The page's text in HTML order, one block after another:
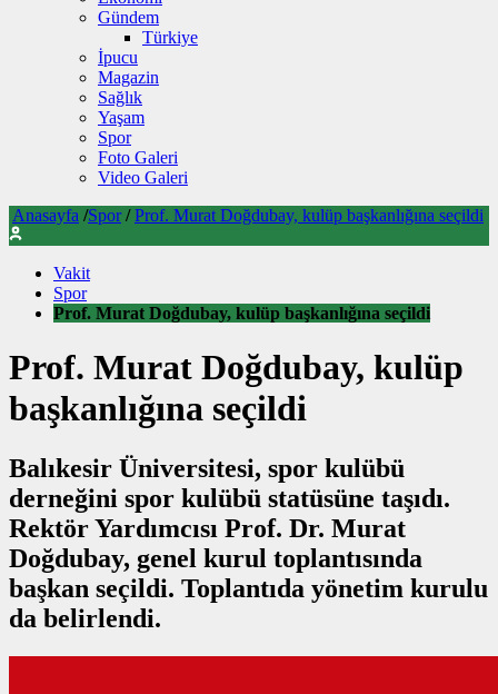
Gündem
Türkiye
İpucu
Magazin
Sağlık
Yaşam
Spor
Foto Galeri
Video Galeri
Anasayfa /Spor / Prof. Murat Doğdubay, kulüp başkanlığına seçildi
Vakit
Spor
Prof. Murat Doğdubay, kulüp başkanlığına seçildi
Prof. Murat Doğdubay, kulüp
başkanlığına seçildi
Balıkesir Üniversitesi, spor kulübü
derneğini spor kulübü statüsüne taşıdı.
Rektör Yardımcısı Prof. Dr. Murat
Doğdubay, genel kurul toplantısında
başkan seçildi. Toplantıda yönetim kurulu
da belirlendi.